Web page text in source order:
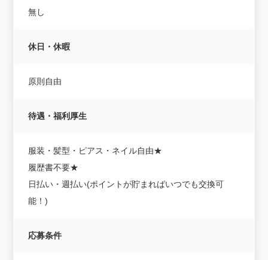
無し
休日・休暇
原則自由
待遇・福利厚生
服装・髪型・ピアス・ネイル自由★
履歴書不要★
日払い・週払い(ポイントが貯まればいつでも交換可
能！)
応募条件